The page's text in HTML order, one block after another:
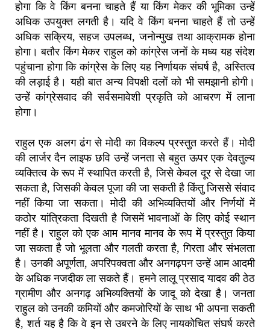
होगा कि वे किंग बनना चाहते हैं या किंग मेकर की भूमिका उन्हें
अधिक उपयुक्त लगती है। यदि वे किंग बनना चाहते हैं तो उन्हें
अधिक सक्रिय, सहज उपलब्ध, जनोन्मुख तथा आक्रामक होना
होगा। बतौर किंग मेकर राहुल को कांग्रेस जनों के मध्य यह संदेश
पहुंचाना होगा कि कांग्रेस के लिए यह निर्णायक संघर्ष है, अस्तित्व
की लड़ाई है। यही बात अन्य विपक्षी दलों को भी समझानी होगी।
उन्हें कांग्रेसवाद की सर्वसमावेशी प्रकृति को आचरण में लाना
होगा।
राहुल एक अलग ढंग से मोदी का विकल्प प्रस्तुत करते हैं। मोदी
की लार्जर दैन लाइफ छवि उन्हें जनता से बहुत ऊपर एक देवतुल्य
व्यक्तित्व के रूप में स्थापित करती है, जिसे केवल दूर से देखा जा
सकता है, जिसकी केवल पूजा की जा सकती है किंतु जिससे संवाद
नहीं किया जा सकता। मोदी की अभिव्यक्तियों और निर्णयों में
कठोर यांत्रिकता दिखती है जिसमें भावनाओं के लिए कोई स्थान
नहीं है। राहुल को एक आम मानव मानव के रूप में प्रस्तुत किया
जा सकता है जो भूलता और गलती करता है, गिरता और संभलता
है। उनकी अपूर्णता, अपरिपक्वता और अनगढ़पन उन्हें आम आदमी
के अधिक नजदीक ला सकते हैं। हमने लालू प्रसाद यादव की ठेठ
ग्रामीण और अनगढ़ अभिव्यक्तियों के जादू को देखा है। जनता
राहुल को उनकी कमियों और कमजोरियों के साथ भी अपना सकती
है, शर्त यह है कि वे इन से उबरने के लिए नायकोचित संघर्ष करते